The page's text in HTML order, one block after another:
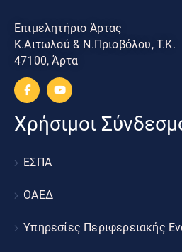
Επιμελητήριο Άρτας
Κ.Αιτωλού & Ν.Πριοβόλου, Τ.Κ.
47100, Άρτα
Χρήσιμοι
ΕΣΠΑ
ΟΑΕΔ
Υπηρεσίες Περιφερειακής